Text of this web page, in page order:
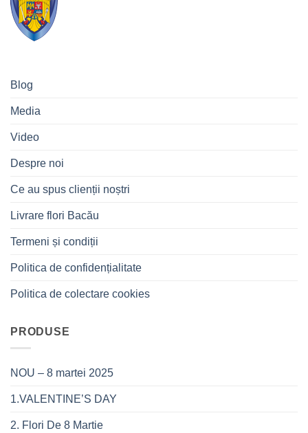
Blog
Media
Video
Despre noi
Ce au spus clienții noștri
Livrare flori Bacău
Termeni și condiții
Politica de confidențialitate
Politica de colectare cookies
PRODUSE
NOU – 8 martei 2025
1.VALENTINE’S DAY
2. Flori De 8 Martie